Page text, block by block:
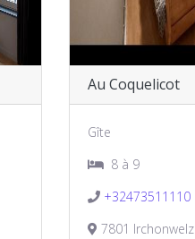
Au Coquelicot
Gîte
8 à 9
+32473511110
7801 Irchonwelz